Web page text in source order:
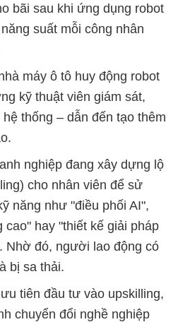
bãi sau khi ứng dụng robot
suất mỗi công nhân
máy ô tô huy động robot
kỹ thuật viên giám sát,
thống – dẫn đến tạo thêm
nghiệp đang xây dựng lộ
cho nhân viên để sử
năng như "điều phối AI",
hay "thiết kế giải pháp
Nhờ đó, người lao động có
bị sa thải.
tiên đầu tư vào upskilling,
chuyển đổi nghề nghiệp